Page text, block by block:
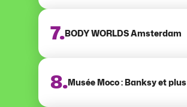
7.BODY WORLDS Amsterdam
8.Musée Moco : Banksy et plus